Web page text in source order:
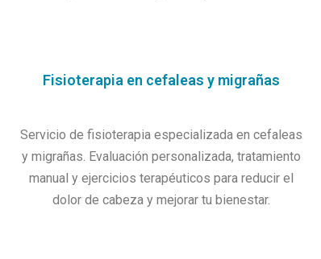
Fisioterapia en cefaleas y migrañas
Servicio de fisioterapia especializada en cefaleas
y migrañas. Evaluación personalizada, tratamiento
manual y ejercicios terapéuticos para reducir el
dolor de cabeza y mejorar tu bienestar.